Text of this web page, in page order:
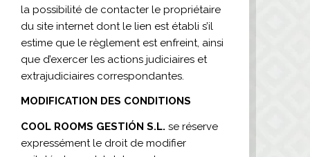
la possibilité de contacter le propriétaire
du site internet dont le lien est établi s’il
estime que le règlement est enfreint, ainsi
que d’exercer les actions judiciaires et
extrajudiciaires correspondantes.
MODIFICATION DES CONDITIONS
COOL ROOMS GESTIÓN S.L. se réserve
expressément le droit de modifier